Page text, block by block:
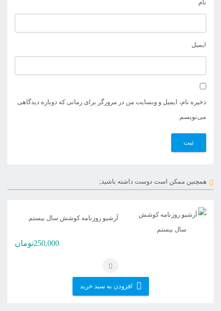
نام
ایمیل
ذخیره نام، ایمیل و وبسایت من در مرورگر برای زمانی که دوباره دیدگاهی
می‌نویسم.
همچنین ممکن است دوست داشته باشید;
آرشیو روزنامه کوشش سال بیستم
250,000تومان
افزودن به سبد خرید